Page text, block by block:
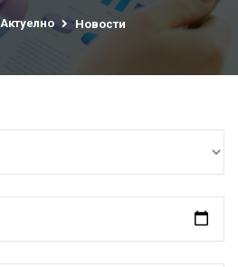
Актуелно Новости